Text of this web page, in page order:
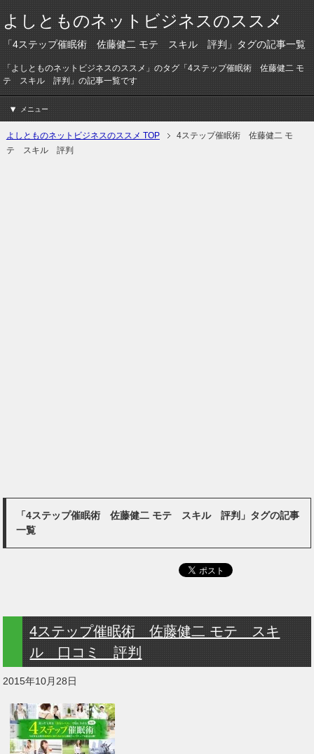
よしとものネットビジネスのススメ
「4ステップ催眠術 佐藤健二 モテ スキル 評判」タグの記事一覧
「よしとものネットビジネスのススメ」のタグ「4ステップ催眠術 佐藤健二 モ
テ スキル 評判」の記事一覧です
メニュー
よしとものネットビジネスのススメ TOP
4ステップ催眠術 佐藤健二 モ
テ スキル 評判
「4ステップ催眠術 佐藤健二 モテ スキル 評判」タグの記事
一覧
4ステップ催眠術 佐藤健二 モテ スキ
ル 口コミ 評判
2015年10月28日